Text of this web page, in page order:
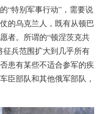
“特别军事行动”，需要说
的乌克兰人，既有从顿巴
者。所谓的“顿涅茨克共
征兵范围扩大到几乎所有
患有某些不适合参军的疾
臣部队和其他俄军部队，